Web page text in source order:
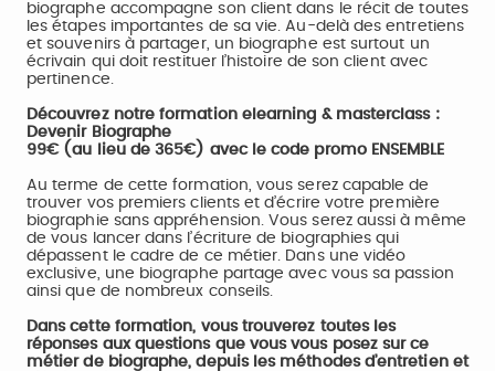
biographe accompagne son client dans le récit de toutes
les étapes importantes de sa vie. Au-delà des entretiens
et souvenirs à partager, un biographe est surtout un
écrivain qui doit restituer l’histoire de son client avec
pertinence.
Découvrez notre formation elearning & masterclass :
Devenir Biographe
99€ (au lieu de 365€) avec le code promo ENSEMBLE
Au terme de cette formation, vous serez capable de
trouver vos premiers clients et d’écrire votre première
biographie sans appréhension. Vous serez aussi à même
de vous lancer dans l’écriture de biographies qui
dépassent le cadre de ce métier. Dans une vidéo
exclusive, une biographe partage avec vous sa passion
ainsi que de nombreux conseils.
Dans cette formation, vous trouverez toutes les
réponses aux questions que vous vous posez sur ce
métier de biographe, depuis les méthodes d’entretien et